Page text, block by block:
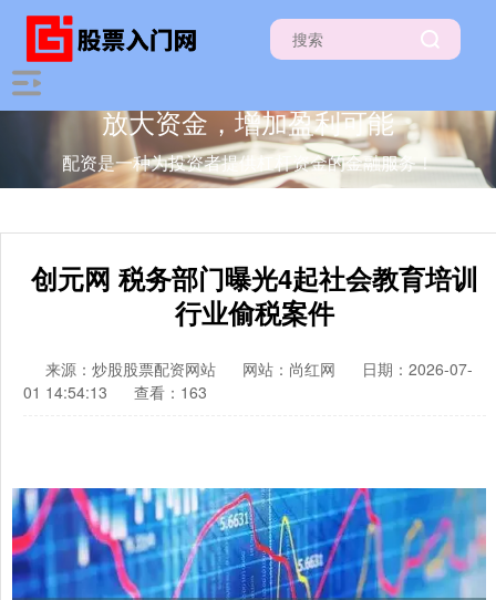
放大资金，增加盈利可能
配资是一种为投资者提供杠杆资金的金融服务！
创元网 税务部门曝光4起社会教育培训
行业偷税案件
来源：炒股股票配资网站 网站：尚红网
日期：2026-07-
01 14:54:13
查看：163